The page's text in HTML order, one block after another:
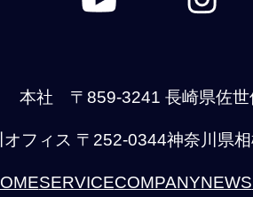
本社 〒859-3241 長崎県佐世
オフィス 〒252-0344神奈川県
SERVICECOMPANYNEWS